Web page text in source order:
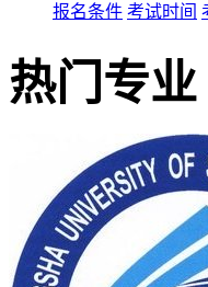
报名条件 考试时间
热门专业